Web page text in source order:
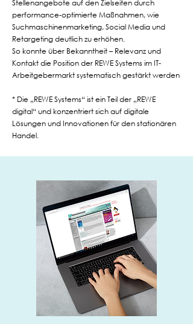
Stellenangebote auf den Zielseiten durch
performance-optimierte Maßnahmen, wie
Suchmaschinenmarketing, Social Media und
Retargeting deutlich zu erhöhen.
So konnte über Bekanntheit – Relevanz und
Kontakt die Position der REWE Systems im IT-
Arbeitgebermarkt systematisch gestärkt werden
* Die „REWE Systems“ ist ein Teil der „REWE
digital“ und konzentriert sich auf digitale
Lösungen und Innovationen für den stationären
Handel.